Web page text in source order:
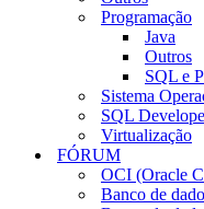
Programação
Java
Outros
SQL e
Sistema
SQL
Virtualização
FÓRUM
OCI (Oracle
Banco de